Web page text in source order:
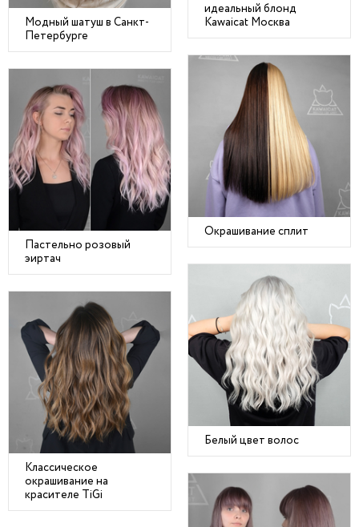
идеальный блонд
Kawaicat Москва
Модный шатуш в Санкт-
Петербурге
Окрашивание сплит
Пастельно розовый
эиртач
Белый цвет волос
Классическое
окрашивание на
красителе TiGi